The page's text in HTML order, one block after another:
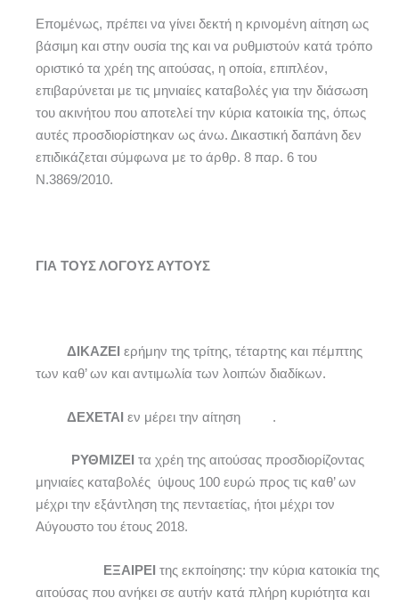
Επομένως, πρέπει να γίνει δεκτή η κρινομένη αίτηση ως
βάσιμη και στην ουσία της και να ρυθμιστούν κατά τρόπο
οριστικό τα χρέη της αιτούσας, η οποία, επιπλέον,
επιβαρύνεται με τις μηνιαίες καταβολές για την διάσωση
του ακινήτου που αποτελεί την κύρια κατοικία της, όπως
αυτές προσδιορίστηκαν ως άνω. Δικαστική δαπάνη δεν
επιδικάζεται σύμφωνα με το άρθρ. 8 παρ. 6 του
Ν.3869/2010.
ΓΙΑ ΤΟΥΣ ΛΟΓΟΥΣ ΑΥΤΟΥΣ
ΔΙΚΑΖΕΙ ερήμην της τρίτης, τέταρτης και πέμπτης
των καθ’ ων και αντιμωλία των λοιπών διαδίκων.
ΔΕΧΕΤΑΙ εν μέρει την αίτηση .
ΡΥΘΜΙΖΕΙ τα χρέη της αιτούσας προσδιορίζοντας
μηνιαίες καταβολές ύψους 100 ευρώ προς τις καθ’ ων
μέχρι την εξάντληση της πενταετίας, ήτοι μέχρι τον
Αύγουστο του έτους 2018.
ΕΞΑΙΡΕΙ της εκποίησης: την κύρια κατοικία της
αιτούσας που ανήκει σε αυτήν κατά πλήρη κυριότητα και